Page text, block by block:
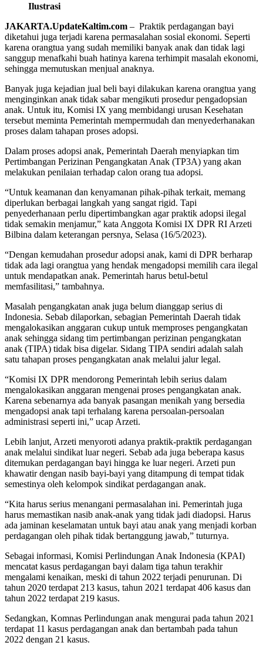
Ilustrasi
JAKARTA.UpdateKaltim.com – Praktik perdagangan bayi
diketahui juga terjadi karena permasalahan sosial ekonomi. Seperti
karena orangtua yang sudah memiliki banyak anak dan tidak lagi
sanggup menafkahi buah hatinya karena terhimpit masalah ekonomi,
sehingga memutuskan menjual anaknya.
Banyak juga kejadian jual beli bayi dilakukan karena orangtua yang
menginginkan anak tidak sabar mengikuti prosedur pengadopsian
anak. Untuk itu, Komisi IX yang membidangi urusan Kesehatan
tersebut meminta Pemerintah mempermudah dan menyederhanakan
proses dalam tahapan proses adopsi.
Dalam proses adopsi anak, Pemerintah Daerah menyiapkan tim
Pertimbangan Perizinan Pengangkatan Anak (TP3A) yang akan
melakukan penilaian terhadap calon orang tua adopsi.
“Untuk keamanan dan kenyamanan pihak-pihak terkait, memang
diperlukan berbagai langkah yang sangat rigid. Tapi
penyederhanaan perlu dipertimbangkan agar praktik adopsi ilegal
tidak semakin menjamur,” kata Anggota Komisi IX DPR RI Arzeti
Bilbina dalam keterangan persnya, Selasa (16/5/2023).
“Dengan kemudahan prosedur adopsi anak, kami di DPR berharap
tidak ada lagi orangtua yang hendak mengadopsi memilih cara ilegal
untuk mendapatkan anak. Pemerintah harus betul-betul
memfasilitasi,” tambahnya.
Masalah pengangkatan anak juga belum dianggap serius di
Indonesia. Sebab dilaporkan, sebagian Pemerintah Daerah tidak
mengalokasikan anggaran cukup untuk memproses pengangkatan
anak sehingga sidang tim pertimbangan perizinan pengangkatan
anak (TIPA) tidak bisa digelar. Sidang TIPA sendiri adalah salah
satu tahapan proses pengangkatan anak melalui jalur legal.
“Komisi IX DPR mendorong Pemerintah lebih serius dalam
mengalokasikan anggaran mengenai proses pengangkatan anak.
Karena sebenarnya ada banyak pasangan menikah yang bersedia
mengadopsi anak tapi terhalang karena persoalan-persoalan
administrasi seperti ini,” ucap Arzeti.
Lebih lanjut, Arzeti menyoroti adanya praktik-praktik perdagangan
anak melalui sindikat luar negeri. Sebab ada juga beberapa kasus
ditemukan perdagangan bayi hingga ke luar negeri. Arzeti pun
khawatir dengan nasib bayi-bayi yang ditampung di tempat tidak
semestinya oleh kelompok sindikat perdagangan anak.
“Kita harus serius menangani permasalahan ini. Pemerintah juga
harus memastikan nasib anak-anak yang tidak jadi diadopsi. Harus
ada jaminan keselamatan untuk bayi atau anak yang menjadi korban
perdagangan oleh pihak tidak bertanggung jawab,” tuturnya.
Sebagai informasi, Komisi Perlindungan Anak Indonesia (KPAI)
mencatat kasus perdagangan bayi dalam tiga tahun terakhir
mengalami kenaikan, meski di tahun 2022 terjadi penurunan. Di
tahun 2020 terdapat 213 kasus, tahun 2021 terdapat 406 kasus dan
tahun 2022 terdapat 219 kasus.
Sedangkan, Komnas Perlindungan anak mengurai pada tahun 2021
terdapat 11 kasus perdagangan anak dan bertambah pada tahun
2022 dengan 21 kasus.